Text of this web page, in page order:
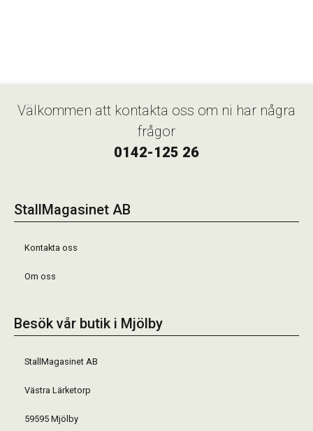
Välkommen att kontakta oss om ni har några
frågor
0142-125 26
StallMagasinet AB
Kontakta oss
Om oss
Besök vår butik i Mjölby
StallMagasinet AB
Västra Lärketorp
59595 Mjölby